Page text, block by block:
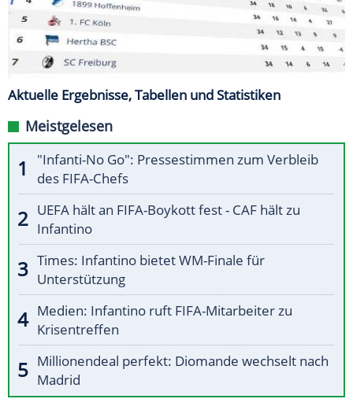
Aktuelle Ergebnisse, Tabellen und Statistiken
Meistgelesen
"Infanti-No Go": Pressestimmen zum Verbleib
des FIFA-Chefs
UEFA hält an FIFA-Boykott fest - CAF hält zu
Infantino
Times: Infantino bietet WM-Finale für
Unterstützung
Medien: Infantino ruft FIFA-Mitarbeiter zu
Krisentreffen
Millionendeal perfekt: Diomande wechselt nach
Madrid